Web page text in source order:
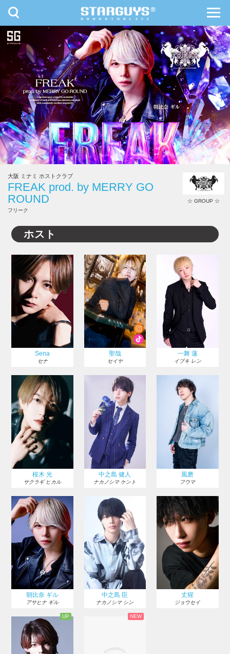
九州・沖縄 北海道・東北
toggle
navigation
大阪 ミナミ ホストクラブ
FREAK prod. by MERRY GO
ROUND
フリーク
☆ GROUP ☆
FREAK prod. by MERRY GO ROUND
ホスト
Sena
セナ
聖哉
セイヤ
一舞 蓮
イブキ レン
桜木 光
サクラギ ヒカル
中之島 健人
ナカノシマ ケント
風磨
フウマ
朝比奈 ギル
アサヒナ ギル
中之島 臣
ナカノシマ シン
丈猩
ジョウセイ
UP NEW